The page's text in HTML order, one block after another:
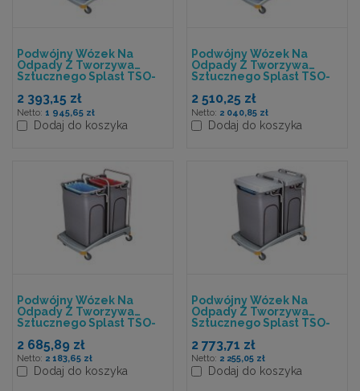
Podwójny Wózek Na
Odpady Z Tworzywa
Sztucznego Splast TSO-
2 393,15 zł
1 945,65 zł
Dodaj do koszyka
Podwójny Wózek Na
Odpady Z Tworzywa
Sztucznego Splast TSO-
2 510,25 zł
2 040,85 zł
Dodaj do koszyka
Podwójny Wózek Na
Odpady Z Tworzywa
Sztucznego Splast TSO-
2 685,89 zł
2 183,65 zł
Dodaj do koszyka
Podwójny Wózek Na
Odpady Z Tworzywa
Sztucznego Splast TSO-
2 773,71 zł
2 255,05 zł
Dodaj do koszyka